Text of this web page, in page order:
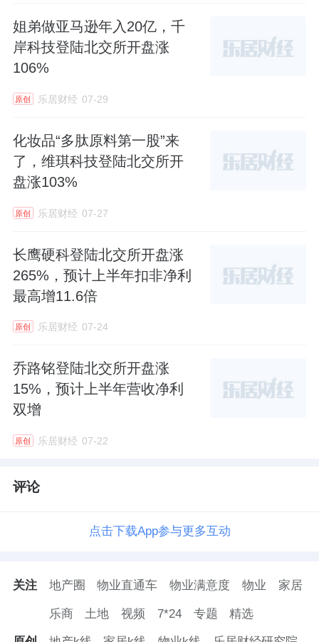
姐弟做亚马逊年入20亿，千
岸科技登陆北交所开盘涨
106%
原创 乐居财经 07-29
化妆品“多肽原料第一股”来
了，维琪科技登陆北交所开
盘涨103%
原创 乐居财经 07-27
长鹰硬科登陆北交所开盘涨
265%，预计上半年扣非净利
最高增11.6倍
原创 乐居财经 07-24
乔路铭登陆北交所开盘涨
15%，预计上半年营收净利
双增
原创 乐居财经 07-22
评论
点击下载App参与更多互动
关注 地产圈 物业直通车 物业满意度 物业 家居
乐商 土地 视频 7*24 专题 精选